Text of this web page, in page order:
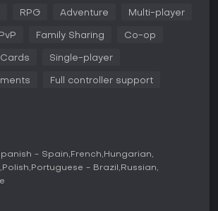
destructibles. Eliges entre clases como
el ágil Death Cult Assassin o el
que definen tu estilo de combate. Las
finishers brutales sobre
El crafting te permite mejorar armas y
profundidad al personalizar
para recompensas dirigidas.
crudo y trepidante, sobre todo tras
pulieron su fluidez. Recorres niveles
RPG Adventure Multi-player
Family Sharing Co-op
Single-player
Full controller support
- Spain French Hungarian
Polish Portuguese - Brazil
Russian